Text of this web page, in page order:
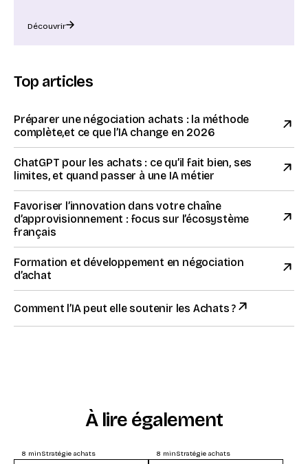
Découvrir
Top articles
Préparer une négociation achats : la méthode
complète,et ce que l’IA change en 2026
ChatGPT pour les achats : ce qu’il fait bien, ses
limites, et quand passer à une IA métier
Favoriser l’innovation dans votre chaîne
d’approvisionnement : focus sur l’écosystème
français
Formation et développement en négociation
d’achat
Comment l’IA peut elle soutenir les Achats ?
À lire également
8 minStratégie achats 8 minStratégie achats